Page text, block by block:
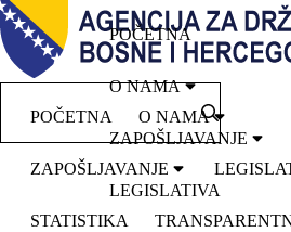
POČETNA O NAMA
ZAPOŠLJAVANJE
STATISTIKA
POČETNA
O NAMA
ZAPOŠLJAVANJE
LEGISLATIVA